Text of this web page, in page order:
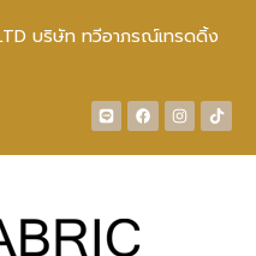
บริษัท ทวีอาภรณ์เทรดดิ้ง